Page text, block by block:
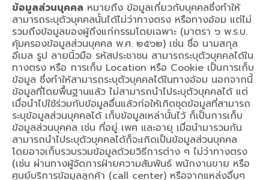
ข้อมูลส่วนบุคคล หมายถึง ข้อมูลเกี่ยวกับบุคคลซึ่งทำให้
สามารถระบุตัวบุคคลนั้นได้ไม่ว่าทางตรง หรือทางอ้อม แต่ไม่
รวมถึงข้อมูลของผู้ถึงแก่กรรมโดยเฉพาะ (มาตรา ๖ พ.ร.บ.
คุ้มครองข้อมูลส่วนบุคคล พ.ศ. ๒๕๖๒) เช่น ชื่อ นามสกุล
อีเมล รูป ลายนิ้วมือ รหัสประชาชน สามารถระบุตัวบุคคลได้ใน
ทางตรง หรือ การเก็บ Location หรือ Cookie เป็นการเก็บ
ข้อมูล ซึ่งทำให้สามารถระบุตัวบุคคลได้ในทางอ้อม นอกจากนี้
ข้อมูลที่โดยพื้นฐานแล้ว ไม่สามารถนำไประบุตัวบุคคลได้ แต่
เมื่อนำไปใช้ร่วมกับข้อมูลอื่นแล้วก่อให้เกิดชุดข้อมูลที่สามารถ
ระบุข้อมูลส่วนบุคคลได้ เก็บข้อมูลเหล่านั้นไว้ ก็เป็นการเก็บ
ข้อมูลส่วนบุคคล เช่น ที่อยู่ เพศ และอายุ เมื่อนำมารวมกัน
สามารถนำไประบุตัวบุคคลได้ก็จะเกิดเป็นข้อมูลส่วนบุคคล
โดยอาจเก็บรวบรวมข้อมูลด้วยวิธีการต่าง ๆ ไม่ว่าทางตรง
(เช่น ผ่านทางผู้จัดการฝ่ายความสัมพันธ์ พนักงานขาย หรือ
ศูนย์บริการข้อมูลลูกค้า (call center) หรือจากแหล่งอื่นๆ